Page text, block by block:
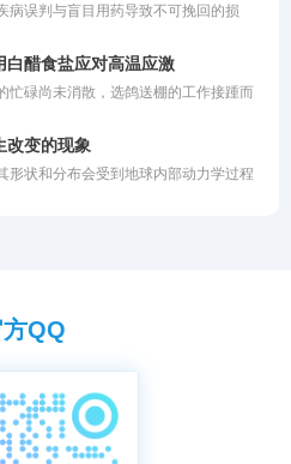
病误判与盲目用药导致不可挽回的损
中毒危机。通过及时调整策略，采取
，最终帮助赛鸽奇迹般康复。本文将
讨鸽痘病理及安全防控经验，为广大鸽
白醋食盐应对高温应激
忙碌尚未消散，选鸽送棚的工作接踵而
，不少鸽友发现爱鸽常出现精神萎靡、
题。面对这些困扰，许多人既担心用药
全无副作用的解决方案。其实，厨房中
改变的现象
形状和分布会受到地球内部动力学过程
QQ